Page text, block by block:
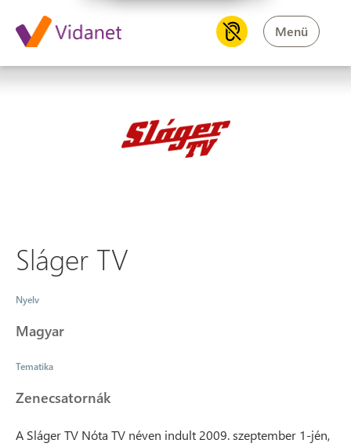
Menü
Sláger TV
Sláger TV
Nyelv
Magyar
Tematika
Zenecsatornák
A Sláger TV Nóta TV néven indult 2009. szeptember 1-jén,